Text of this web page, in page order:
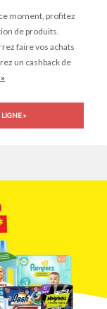
moment, profitez
de produits.
faire vos achats
un cashback de
»